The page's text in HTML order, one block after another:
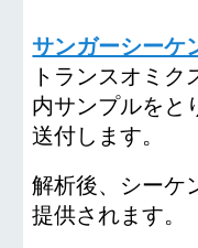
サンガーシーケ
トランスオミ
内サンプルをと
送付します。
解析後、シーケ
提供されます。